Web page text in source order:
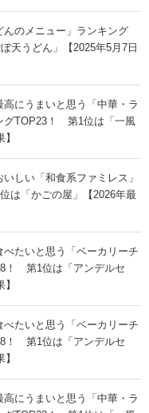
のメニュー」ランキング
天うどん」【2025年5月7日
高にうまいと思う「中華・ラ
グTOP23！ 第1位は「一風
しい「和食系ファミレス」
は「かごの屋」【2026年最
べたいと思う「ベーカリーチ
！ 第1位は「アンデルセ
べたいと思う「ベーカリーチ
！ 第1位は「アンデルセ
高にうまいと思う「中華・ラ